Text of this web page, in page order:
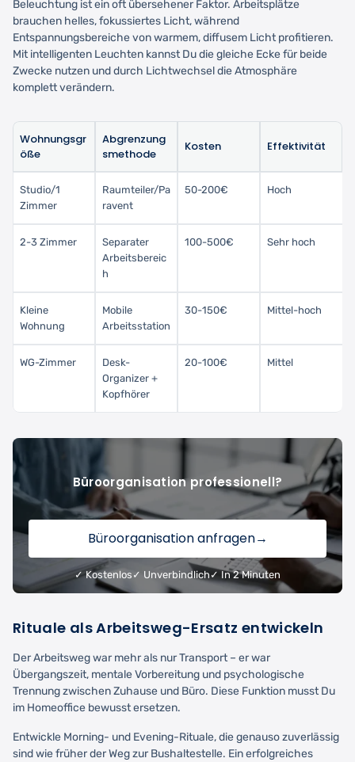
Beleuchtung ist ein oft übersehener Faktor. Arbeitsplätze
brauchen helles, fokussiertes Licht, während
Entspannungsbereiche von warmem, diffusem Licht profitieren.
Mit intelligenten Leuchten kannst Du die gleiche Ecke für beide
Zwecke nutzen und durch Lichtwechsel die Atmosphäre
komplett verändern.
Wohnungsgr
öße
Abgrenzung
smethode
Kosten Effektivität
Studio/1
Zimmer
Raumteiler/Pa
ravent
50-200€ Hoch
2-3 Zimmer
Separater
Arbeitsbereic
h
100-500€ Sehr hoch
Kleine
Wohnung
Mobile
Arbeitsstation
30-150€ Mittel-hoch
WG-Zimmer
Desk-
Organizer +
Kopfhörer
20-100€ Mittel
Büroorganisation professionell?
Büroorganisation anfragen→
✓ Kostenlos ✓ Unverbindlich ✓ In 2 Minuten
Rituale als Arbeitsweg-Ersatz entwickeln
Der Arbeitsweg war mehr als nur Transport – er war
Übergangszeit, mentale Vorbereitung und psychologische
Trennung zwischen Zuhause und Büro. Diese Funktion musst Du
im Homeoffice bewusst ersetzen.
Entwickle Morning- und Evening-Rituale, die genauso zuverlässig
sind wie früher der Weg zur Bushaltestelle. Ein erfolgreiches